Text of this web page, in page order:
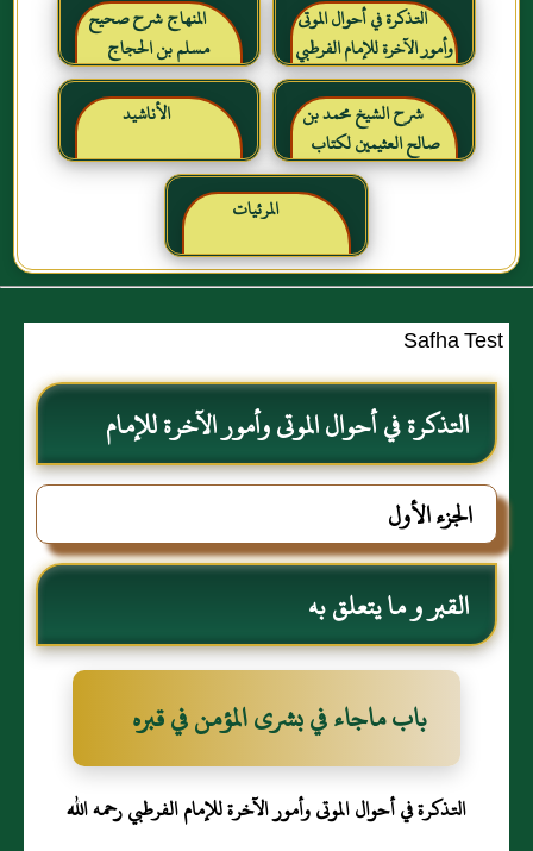
التذكرة في أحوال الموتى
وأمور الآخرة للإمام الفرطبي
رحمه الله
المنهاج شرح صحيح
مسلم بن الحجاج
شرح الشيخ محمد بن
صالح العثيمين لكتاب
رياض الصالحين للإمام
النووي رحمهم الله تعالى
الأناشيد
المرئيات
Safha Test
التذكرة في أحوال الموتى وأمور الآخرة للإمام
الفرطبي رحمه الله
الجزء الأول
القبر و ما يتعلق به
باب ماجاء في بشرى المؤمن في قبره
التذكرة في أحوال الموتى وأمور الآخرة للإمام الفرطبي رحمه الله